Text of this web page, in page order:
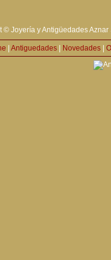
© Joyería y Antigüedades
Antiguedades Novedades